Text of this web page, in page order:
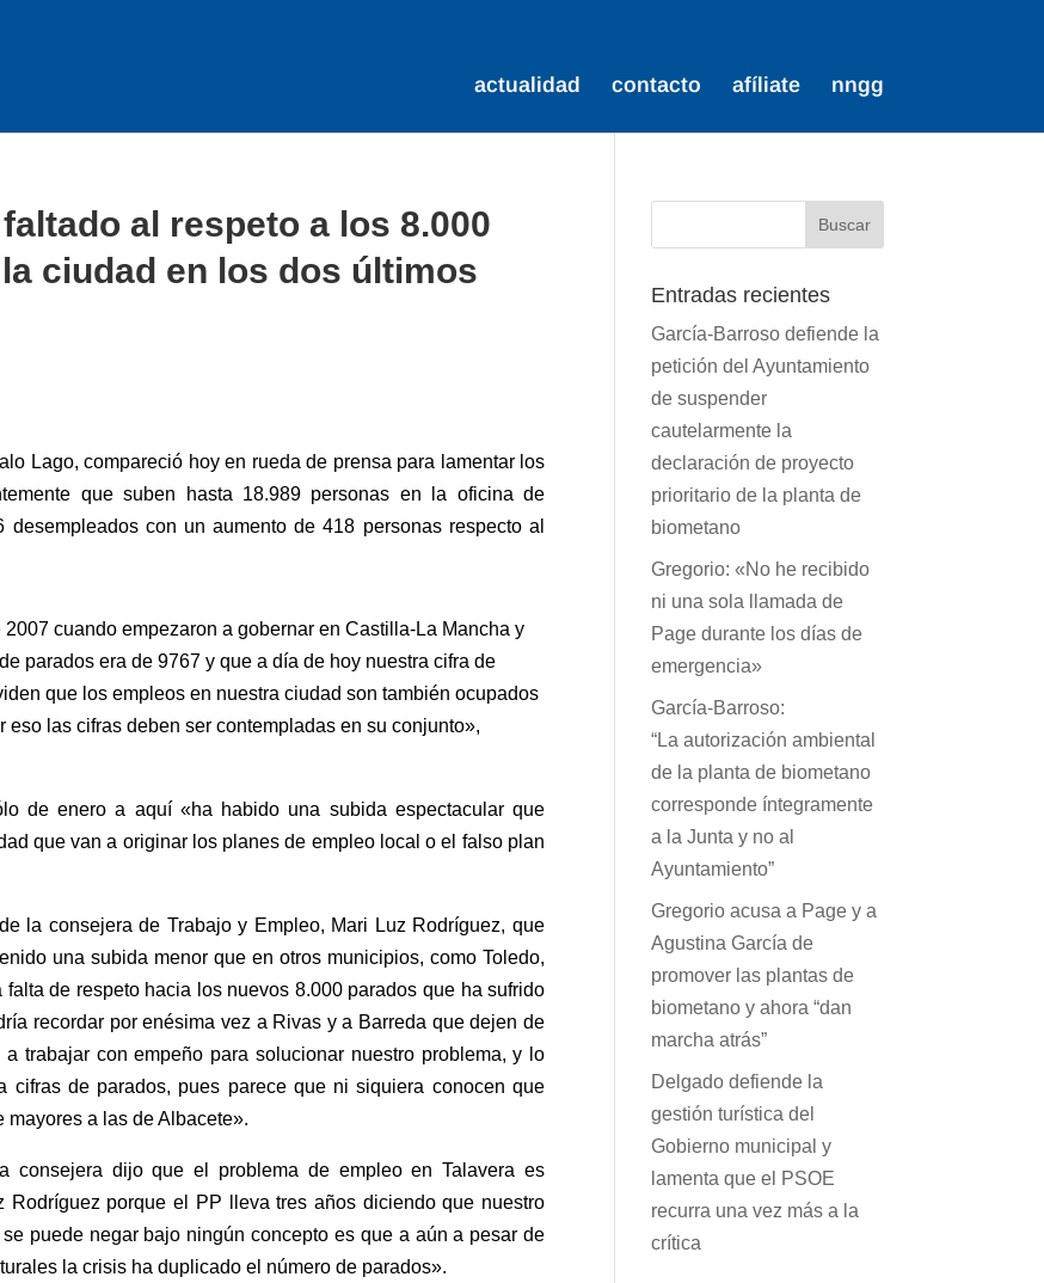
actualidad contacto afíliate nngg
al respeto a los 8.000
ciudad en los dos últimos
Lago, compareció hoy en rueda de prensa para lamentar los
que suben hasta 18.989 personas en la oficina de
con un aumento de 418 personas respecto al
cuando empezaron a gobernar en Castilla-La Mancha y
parados era de 9767 y que a día de hoy nuestra cifra de
que los empleos en nuestra ciudad son también ocupados
las cifras deben ser contempladas en su conjunto»,
de enero a aquí «ha habido una subida espectacular que
que van a originar los planes de empleo local o el falso plan
la consejera de Trabajo y Empleo, Mari Luz Rodríguez, que
una subida menor que en otros municipios, como Toledo,
de respeto hacia los nuevos 8.000 parados que ha sufrido
recordar por enésima vez a Rivas y a Barreda que dejen de
trabajar con empeño para solucionar nuestro problema, y lo
cifras de parados, pues parece que ni siquiera conocen que
mayores a las de Albacete».
consejera dijo que el problema de empleo en Talavera es
porque el PP lleva tres años diciendo que nuestro
puede negar bajo ningún concepto es que a aún a pesar de
la crisis ha duplicado el número de parados».
Entradas recientes
García-Barroso defiende la
petición del Ayuntamiento
de suspender
cautelarmente la
declaración de proyecto
prioritario de la planta de
biometano
Gregorio: «No he recibido
ni una sola llamada de
Page durante los días de
emergencia»
García-Barroso:
“La autorización ambiental
de la planta de biometano
corresponde íntegramente
a la Junta y no al
Ayuntamiento”
Gregorio acusa a Page y a
Agustina García de
promover las plantas de
biometano y ahora “dan
marcha atrás”
Delgado defiende la
gestión turística del
Gobierno municipal y
lamenta que el PSOE
recurra una vez más a la
crítica